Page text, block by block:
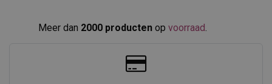
Meer dan 2000 producten op voorraad